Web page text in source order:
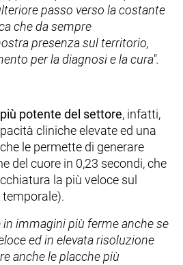
passo verso la costante
che da sempre
presenza sul territorio,
per la diagnosi e la cura".
potente del settore, infatti,
cliniche elevate ed una
le permette di generare
del cuore in 0,23 secondi, che
la più veloce sul
immagini più ferme anche se
ed in elevata risoluzione
anche le placche più